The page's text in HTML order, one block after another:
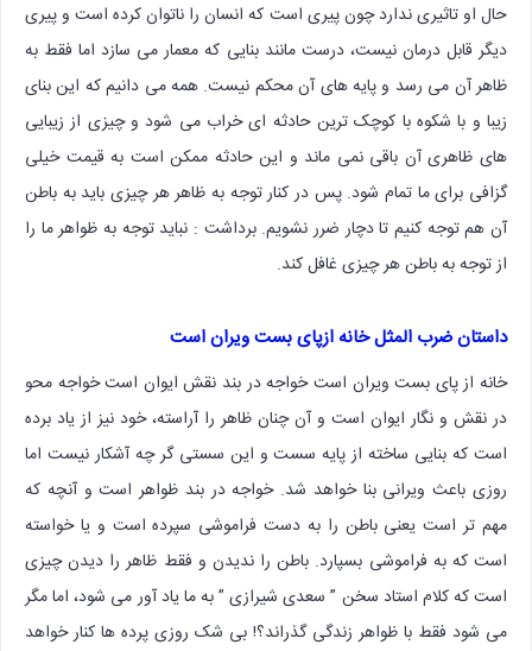
حال او تاثیری ندارد چون پیری است که انسان را ناتوان کرده است و پیری
دیگر قابل درمان نیست، درست مانند بنایی که معمار می سازد اما فقط به
ظاهر آن می رسد و پایه های آن محکم نیست. همه می دانیم که این بنای
زیبا و با شکوه با کوچک ترین حادثه ای خراب می شود و چیزی از زیبایی
های ظاهری آن باقی نمی ماند و این حادثه ممکن است به قیمت خیلی
گزافی برای ما تمام شود. پس در کنار توجه به ظاهر هر چیزی باید به باطن
آن هم توجه کنیم تا دچار ضرر نشویم. برداشت : نباید توجه به ظواهر ما را
از توجه به باطن هر چیزی غافل کند.
داستان ضرب المثل خانه ازپای بست ویران است
خانه از پای بست ویران است خواجه در بند نقش ایوان است خواجه محو
در نقش و نگار ایوان است و آن چنان ظاهر را آراسته، خود نیز از یاد برده
است که بنایی ساخته از پایه سست و این سستی گر چه آشکار نیست اما
روزی باعث ویرانی بنا خواهد شد. خواجه در بند ظواهر است و آنچه که
مهم تر است یعنی باطن را به دست فراموشی سپرده است و یا خواسته
است که به فراموشی بسپارد. باطن را ندیدن و فقط ظاهر را دیدن چیزی
است که کلام استاد سخن ” سعدی شیرازی ” به ما یاد آور می شود، اما مگر
می شود فقط با ظواهر زندگی گذراند؟! بی شک روزی پرده ها کنار خواهد